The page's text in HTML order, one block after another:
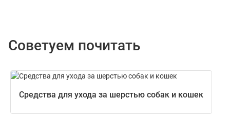
Советуем почитать
Средства для ухода за шерстью собак и кошек